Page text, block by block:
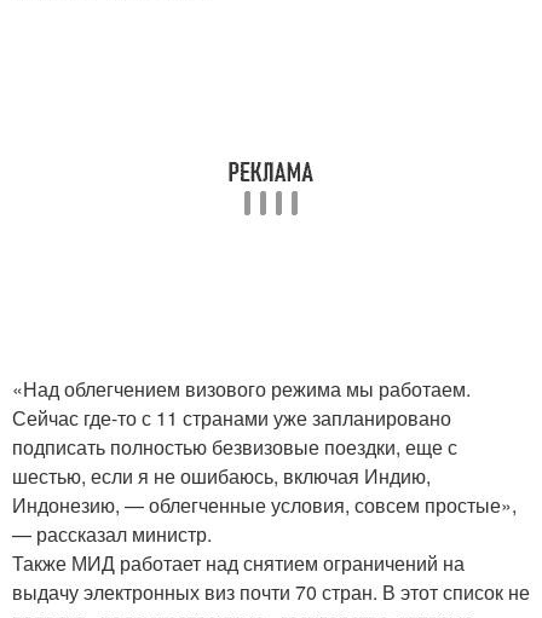
«Над облегчением визового режима мы работаем.
Сейчас где-то с 11 странами уже запланировано
подписать полностью безвизовые поездки, еще с
шестью, если я не ошибаюсь, включая Индию,
Индонезию, — облегченные условия, совсем простые»,
— рассказал министр.
Также МИД работает над снятием ограничений на
выдачу электронных виз почти 70 стран. В этот список не